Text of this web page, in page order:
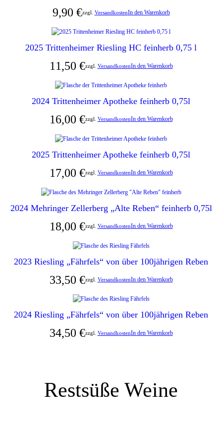
9,90 €zzgl. VersandkostenIn den Warenkorb
2025 Trittenheimer Riesling HC feinherb 0,75 l
11,50 €zzgl. VersandkostenIn den Warenkorb
2024 Trittenheimer Apotheke feinherb 0,75l
16,00 €zzgl. VersandkostenIn den Warenkorb
2025 Trittenheimer Apotheke feinherb 0,75l
17,00 €zzgl. VersandkostenIn den Warenkorb
2024 Mehringer Zellerberg „Alte Reben“ feinherb 0,75l
18,00 €zzgl. VersandkostenIn den Warenkorb
2023 Riesling „Fährfels“ von über 100jährigen Reben
33,50 €zzgl. VersandkostenIn den Warenkorb
2024 Riesling „Fährfels“ von über 100jährigen Reben
34,50 €zzgl. VersandkostenIn den Warenkorb
Restsüße Weine